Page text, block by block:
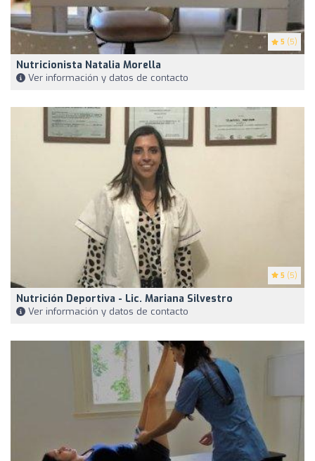
5 (5)
Nutricionista Natalia Morella
Ver información y datos de contacto
5 (5)
Nutrición Deportiva - Lic. Mariana Silvestro
Ver información y datos de contacto